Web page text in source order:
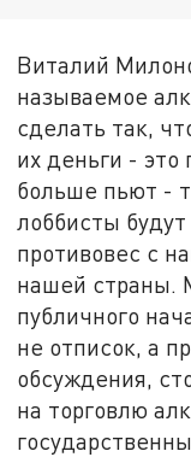
Виталий
называемое
сделать так,
их деньги - это
больше пьют -
лоббисты
противовес с
нашей страны.
публичного
не отписок, а
обсуждения,
на торговлю